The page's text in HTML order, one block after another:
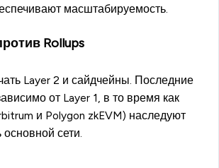
масштабируемость.
Rollups
Layer 2 и сайдчейны. Последние
от Layer 1, в то время как
и Polygon zkEVM) наследуют
основной сети.